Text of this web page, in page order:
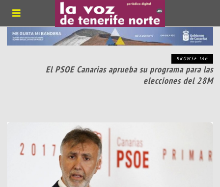
BROWSE TAG
El PSOE Canarias aprueba su programa para las
elecciones del 28M